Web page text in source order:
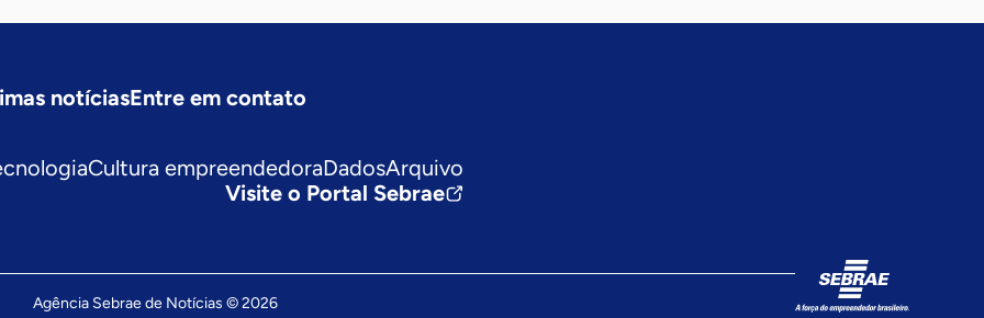
notíciasEntre em contato
Cultura empreendedoraDadosArquivo
Visite o Portal Sebrae
Agência Sebrae de Notícias © 2026